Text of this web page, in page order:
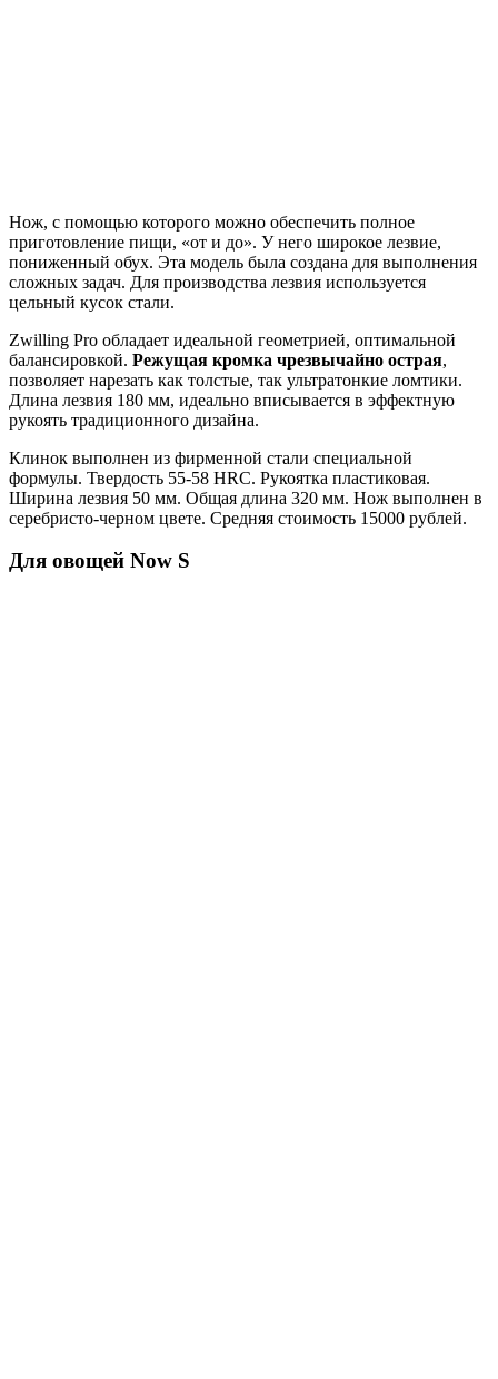
Нож, с помощью которого можно обеспечить полное
приготовление пищи, «от и до». У него широкое лезвие,
пониженный обух. Эта модель была создана для выполнения
сложных задач. Для производства лезвия используется
цельный кусок стали.
Zwilling Pro обладает идеальной геометрией, оптимальной
балансировкой. Режущая кромка чрезвычайно острая,
позволяет нарезать как толстые, так ультратонкие ломтики.
Длина лезвия 180 мм, идеально вписывается в эффектную
рукоять традиционного дизайна.
Клинок выполнен из фирменной стали специальной
формулы. Твердость 55-58 HRC. Рукоятка пластиковая.
Ширина лезвия 50 мм. Общая длина 320 мм. Нож выполнен в
серебристо-черном цвете. Средняя стоимость 15000 рублей.
Для овощей Now S